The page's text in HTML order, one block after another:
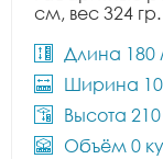
см, вес 324 гр.
Длина
Ширина
Высота
Объём 0